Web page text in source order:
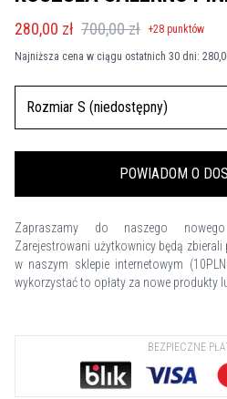
280,00 zł 700,00 zł +28 punktów
Najniższa cena w ciągu ostatnich 30 dni:
Rozmiar S (niedostępny)
POWIADOM O
Zapraszamy do naszego
Zarejestrowani użytkownicy będą
w naszym sklepie internetowym
wykorzystać to opłaty za nowe produkty
BEZPIECZNE